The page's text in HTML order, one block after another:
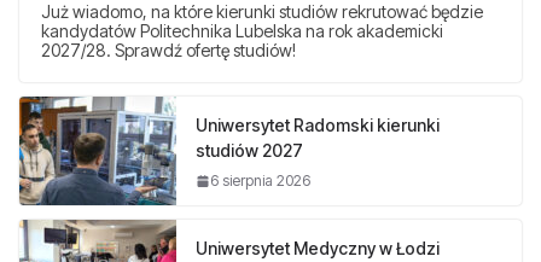
Już wiadomo, na które kierunki studiów rekrutować będzie
kandydatów Politechnika Lubelska na rok akademicki
2027/28. Sprawdź ofertę studiów!
Uniwersytet Radomski kierunki
studiów 2027
6 sierpnia 2026
Uniwersytet Medyczny w Łodzi